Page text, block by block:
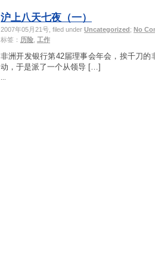
沪上八天七夜（一）
2007年05月21号, filed under Uncategorized; No
标签： 历险 工作
非洲开发银行第42届理事会年会，挨千刀
动，于是派了一个从领导 […]